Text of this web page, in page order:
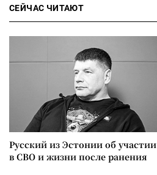
СЕЙЧАС ЧИТАЮТ
Русский из Эстонии об участии
в СВО и жизни после ранения